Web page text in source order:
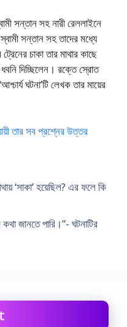
সন্তান সহ নারী রেললাইনে
সন্তান সহ তাদের মধ্যে
চাকা তার মাথার কাছে
দিচ্ছিলেন। রক্তে স্রোত
ঘটনা’টি লেখক তার মায়ের
তার সব প্রশ্নের উত্তর
‘সাকা’ হয়েছিল? এর ফলে কি
কথা জানতে পারি।”- ঘটনাটির